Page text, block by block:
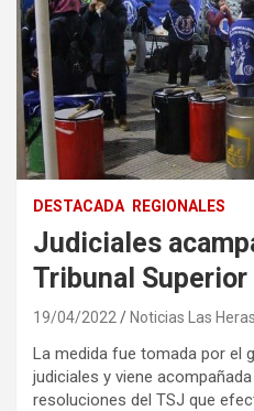
DESTACADA REGIONALES
Judiciales
Tribunal
19/04/2022 Noticias Las Heras
La medida fue tomada por el
judiciales y viene
resoluciones del TSJ que